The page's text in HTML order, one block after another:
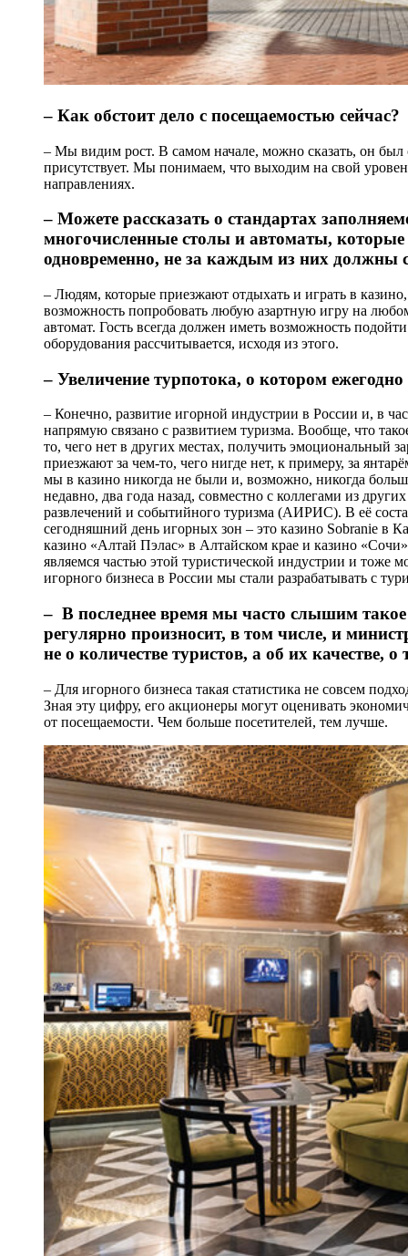
– Как обстоит дело с посещаемостью сейчас?
– Мы видим рост. В самом начале, можно сказать, он
присутствует. Мы понимаем, что выходим на свой
направлениях.
– Можете рассказать о стандартах
многочисленные столы и автоматы,
одновременно, не за каждым из них должны
– Людям, которые приезжают отдыхать и играть в
возможность попробовать любую азартную игру на
автомат. Гость всегда должен иметь возможность
оборудования рассчитывается, исходя из этого.
– Увеличение турпотока, о котором
– Конечно, развитие игорной индустрии в России и, в
напрямую связано с развитием туризма. Вообще, что
то, чего нет в других местах, получить эмоциональный
приезжают за чем-то, чего нигде нет, к примеру, за
мы в казино никогда не были и, возможно, никогда
недавно, два года назад, совместно с коллегами из
развлечений и событийного туризма (АИРИС). В её
сегодняшний день игорных зон – это казино Sobranie в
казино «Алтай Пэлас» в Алтайском крае и казино
являемся частью этой туристической индустрии и тоже
игорного бизнеса в России мы стали разрабатывать с
– В последнее время мы часто слышим такое
регулярно произносит, в том числе, и
не о количестве туристов, а об их качестве,
– Для игорного бизнеса такая статистика не совсем
Зная эту цифру, его акционеры могут оценивать
от посещаемости. Чем больше посетителей, тем лучше.